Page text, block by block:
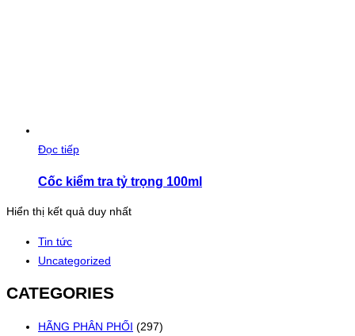
Đọc tiếp
Cốc kiểm tra tỷ trọng 100ml
Hiển thị kết quả duy nhất
Tin tức
Uncategorized
CATEGORIES
HÃNG PHÂN PHỐI (297)